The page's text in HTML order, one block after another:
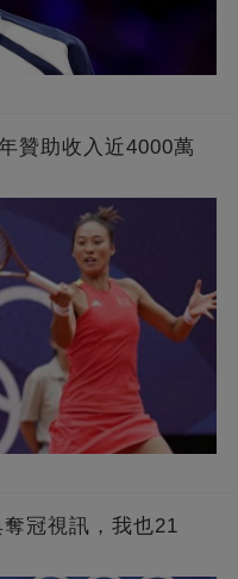
贊助收入近4000萬
冠視訊，我也21